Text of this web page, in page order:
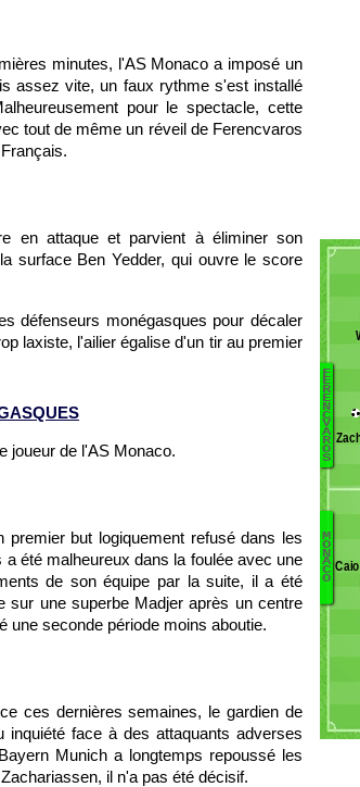
minutes, l'AS Monaco a imposé un
assez vite, un faux rythme s'est installé
pour le spectacle, cette
tout de même un réveil de Ferencvaros
en attaque et parvient à éliminer son
surface Ben Yedder, qui ouvre le score
défenseurs monégasques pour décaler
laxiste, l'ailier égalise d'un tir au premier
joueur de l'AS Monaco.
but logiquement refusé dans les
été malheureux dans la foulée avec une
de son équipe par la suite, il a été
une superbe Madjer après un centre
une seconde période moins aboutie.
ces dernières semaines, le gardien de
face à des attaquants adverses
Munich a longtemps repoussé les
il n'a pas été décisif.
F
E
R
E
N
C
V
A
R
O
S
M
O
N
A
C
O